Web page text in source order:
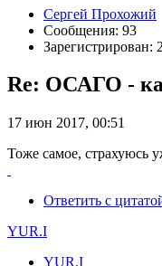
Сергей Прохожий
Сообщения: 93
Зарегистрирован:
Re: ОСАГО -
17 июн 2017, 00:51
Тоже самое, страхуюсь
Ответить с
YUR.I
YUR.I